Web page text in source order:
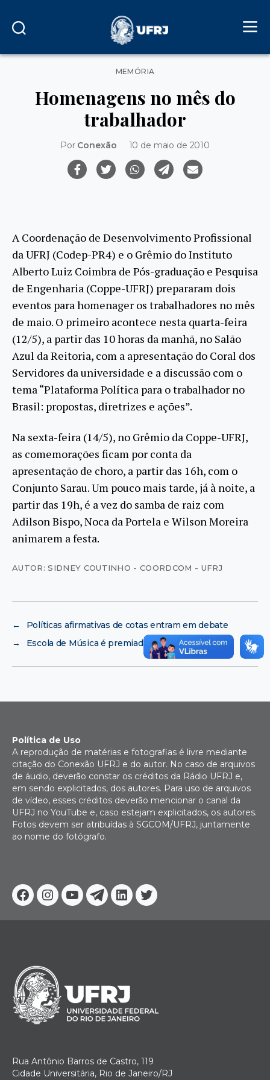
Categorias
MEMÓRIA
Homenagens no mês do
trabalhador
Por Conexão 10 de maio de 2010
A Coordenação de Desenvolvimento Profissional
da UFRJ (Codep-PR4) e o Grêmio do Instituto
Alberto Luiz Coimbra de Pós-graduação e Pesquisa
de Engenharia (Coppe-UFRJ) prepararam dois
eventos para homenager os trabalhadores no mês
de maio. O primeiro acontece nesta quarta-feira
(12/5), a partir das 10 horas da manhã, no Salão
Azul da Reitoria, com a apresentação do Coral dos
Servidores da universidade e a discussão com o
tema “Plataforma Política para o trabalhador no
Brasil: propostas, diretrizes e ações”.
Na sexta-feira (14/5), no Grêmio da Coppe-UFRJ,
as comemorações ficam por conta da
apresentação de choro, a partir das 16h, com o
Conjunto Sarau. Um pouco mais tarde, já à noite, a
partir das 19h, é a vez do samba de raiz com
Adilson Bispo, Noca da Portela e Wilson Moreira
animarem a festa.
AUTOR: SIDNEY COUTINHO - COORDCOM - UFRJ
←
Políticas afirmativas de cotas entram em debate
→
Escola de Música é premiada
Facebook
Instagram
YoutubeTelegram
Linkedin
Twitter
Política de Uso
A reprodução de matérias e fotografias é livre mediante
citação do Conexão UFRJ e do autor. No caso de arquivos
de áudio, deverão constar os créditos da Rádio UFRJ e,
em sendo explicitados, dos autores. Para uso de arquivos
de vídeo, esses créditos deverão mencionar o canal da
UFRJ no YouTube e, caso estejam explicitados, os autores.
Fotos devem ser atribuídas à SGCOM/UFRJ, juntamente
ao nome do fotógrafo.
Rua Antônio Barros de Castro, 119
Cidade Universitária, Rio de Janeiro/RJ